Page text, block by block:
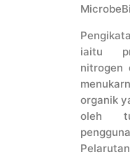
iaitu
nitrogen
organik
oleh